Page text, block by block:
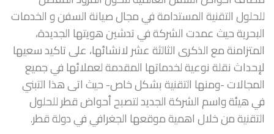
للحلول التقنية المستدامة في مجال صيانة السفن و الخدمات
البحرية حيث عمدت الشركة في تدشين هويتها الجديدة،
المتزامنة مع الذكرى الثالثة عشر لانشائها، على تاكيد سعيها
لإحداث نقلة نوعية لخدماتها المقدمة لعملائها في جميع
المجالات -ومنها التقنية بشكل خاص- حيث اتى هذا التبني
في هيئة واسم الشركة الجديد لتصبح أحواض قطر للحلول
التقنية من خلال اهمية موقعها الجغرافي في دولة قطر.